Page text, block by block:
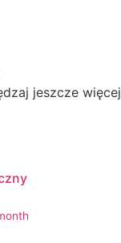
jeszcze więcej